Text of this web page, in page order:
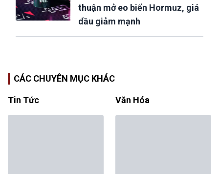
thuận mở eo biển Hormuz, giá
dầu giảm mạnh
CÁC CHUYÊN MỤC KHÁC
Tin Tức Văn Hóa